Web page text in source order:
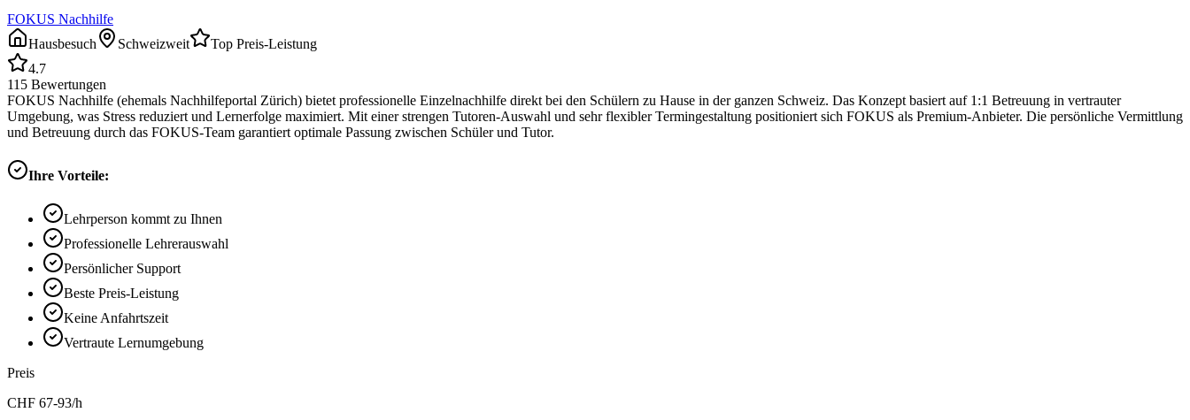
FOKUS Nachhilfe
Hausbesuch
Schweizweit
Top Preis-Leistung
4.7
115 Bewertungen
FOKUS Nachhilfe (ehemals Nachhilfeportal Zürich) bietet professionelle Einzelnachhilfe direkt bei den Schülern zu Hause in der ganzen Schweiz. Das Konzept basiert auf 1:1 Betreuung in vertrauter
Umgebung, was Stress reduziert und Lernerfolge maximiert. Mit einer strengen Tutoren-Auswahl und sehr flexibler Termingestaltung positioniert sich FOKUS als Premium-Anbieter. Die persönliche Vermittlung
und Betreuung durch das FOKUS-Team garantiert optimale Passung zwischen Schüler und Tutor.
Ihre Vorteile:
Lehrperson kommt zu Ihnen
Professionelle Lehrerauswahl
Persönlicher Support
Beste Preis-Leistung
Keine Anfahrtszeit
Vertraute Lernumgebung
Preis
CHF 67-93/h